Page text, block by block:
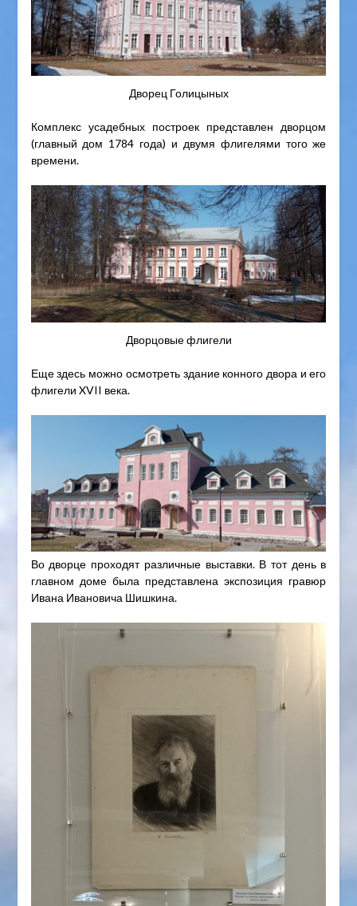
Дворец Голицыных
Комплекс усадебных построек представлен дворцом
(главный дом 1784 года) и двумя флигелями того же
времени.
Дворцовые флигели
Еще здесь можно осмотреть здание конного двора и его
флигели XVII века.
Во дворце проходят различные выставки. В тот день в
главном доме была представлена экспозиция гравюр
Ивана Ивановича Шишкина.